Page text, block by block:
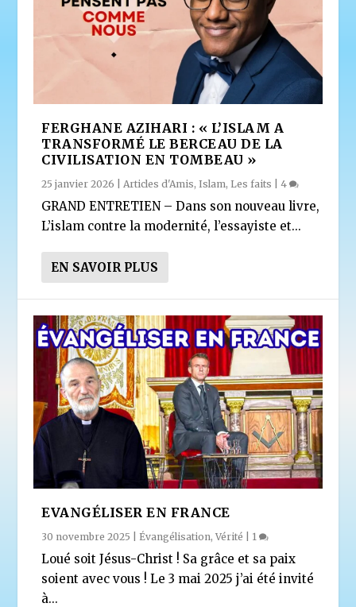
FERGHANE AZIHARI : « L’ISLAM A
TRANSFORMÉ LE BERCEAU DE LA
CIVILISATION EN TOMBEAU »
25 janvier 2026 |Articles d'Amis,Islam, Les faits |4
GRAND ENTRETIEN – Dans son nouveau livre,
L’islam contre la modernité, l’essayiste et...
EN SAVOIR PLUS
EVANGÉLISER EN FRANCE
30 novembre 2025 |Évangélisation,Vérité 1
Loué soit Jésus-Christ ! Sa grâce et sa paix
soient avec vous ! Le 3 mai 2025 j’ai été invité
à...